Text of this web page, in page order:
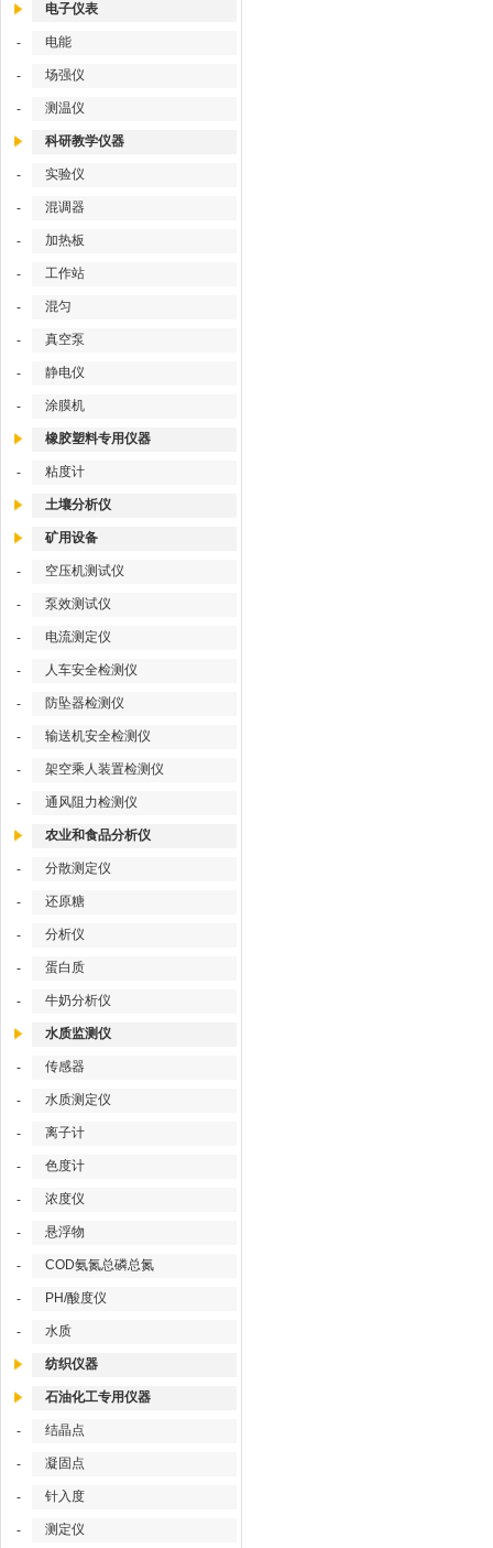
电子仪表
- 电能
- 场强仪
- 测温仪
科研教学仪器
- 实验仪
- 混调器
- 加热板
- 工作站
- 混匀
- 真空泵
- 静电仪
- 涂膜机
橡胶塑料专用仪器
- 粘度计
土壤分析仪
矿用设备
- 空压机测试仪
- 泵效测试仪
- 电流测定仪
- 人车安全检测仪
- 防坠器检测仪
- 输送机安全检测仪
- 架空乘人装置检测仪
- 通风阻力检测仪
农业和食品分析仪
- 分散测定仪
- 还原糖
- 分析仪
- 蛋白质
- 牛奶分析仪
水质监测仪
- 传感器
- 水质测定仪
- 离子计
- 色度计
- 浓度仪
- 悬浮物
- COD氨氮总磷总氮
- PH/酸度仪
- 水质
纺织仪器
石油化工专用仪器
- 结晶点
- 凝固点
- 针入度
- 测定仪